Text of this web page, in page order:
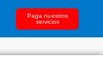
Paga nuestros
servicios